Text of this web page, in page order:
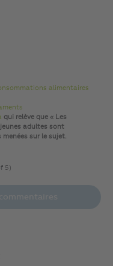
alimentaires
qui relève que « Les
adultes sont
sur le sujet.
5)